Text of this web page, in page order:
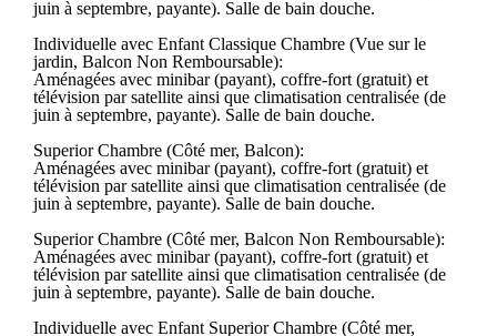
juin à septembre, payante). Salle de bain douche.
Individuelle avec Enfant Classique Chambre (Vue sur le
jardin, Balcon Non Remboursable):
Aménagées avec minibar (payant), coffre-fort (gratuit) et
télévision par satellite ainsi que climatisation centralisée (de
juin à septembre, payante). Salle de bain douche.
Superior Chambre (Côté mer, Balcon):
Aménagées avec minibar (payant), coffre-fort (gratuit) et
télévision par satellite ainsi que climatisation centralisée (de
juin à septembre, payante). Salle de bain douche.
Superior Chambre (Côté mer, Balcon Non Remboursable):
Aménagées avec minibar (payant), coffre-fort (gratuit) et
télévision par satellite ainsi que climatisation centralisée (de
juin à septembre, payante). Salle de bain douche.
Individuelle avec Enfant Superior Chambre (Côté mer,